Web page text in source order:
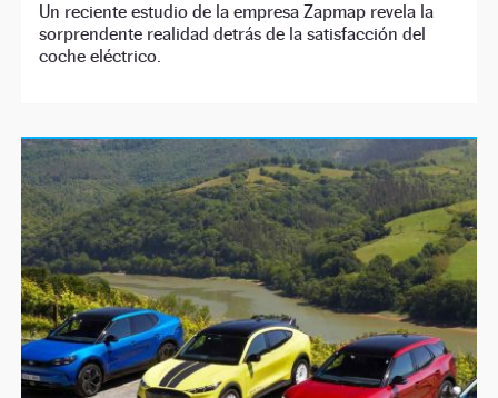
Un reciente estudio de la empresa Zapmap revela la
sorprendente realidad detrás de la satisfacción del
coche eléctrico.